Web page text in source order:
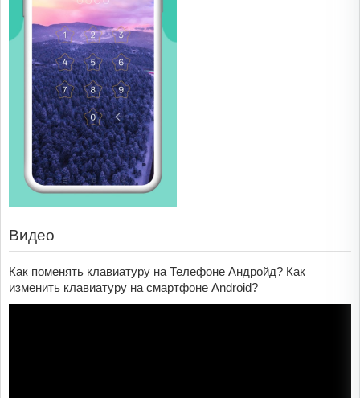
Видео
Как поменять клавиатуру на Телефоне Андройд? Как
изменить клавиатуру на смартфоне Android?